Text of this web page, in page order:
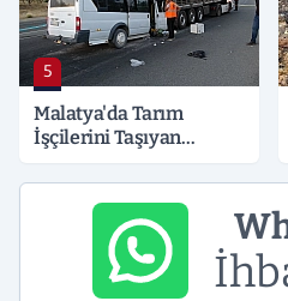
5
Malatya'da Tarım
İşçilerini Taşıyan
Yaralı